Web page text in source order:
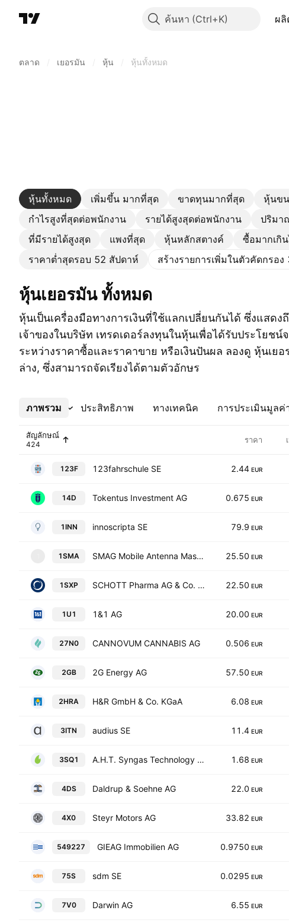
ค้นหา ผ
ตลาด เยอรมัน หุ้น หุ้นทั้งหมด
หุ้นทั้งหมด เพิ่มขึ้น มากที่สุด ขาดทุนมากที่สุด หุ้นข
กำไรสูงที่สุดต่อพนักงาน
รายได้สูงสุดต่อพนักงาน ปริมา
ที่มีรายได้สูงสุด
แพงที่สุด หุ้นหลักสตางค์ ซื้อมากเกิ
ราคาต่ำสุดรอบ 52 สัปดาห์
สร้างรายการเพิ่มในตัวคัดกรอง
หุ้นเยอรมัน ทั้งหมด
หุ้นเป็นเครื่องมือทางการเงินที่ใช้แลกเปลี่ยนกันได้ ซึ่งแสดง
เจ้าของในบริษัท เทรดเดอร์ลงทุนในหุ้นเพื่อได้รับประโยชน์
ระหว่างราคาซื้อและราคาขาย หรือเงินปันผล ลองดู หุ้นเย
ล่าง, ซึ่งสามารถจัดเรียงได้ตามตัวอักษร
ภาพรวม ประสิทธิภาพ ทางเทคนิค การประเมินมูลค่
เพิ่มเติม
สัญลักษณ์ ราคา
123F 123fahrschule SE 2.44 EUR
14D Tokentus Investment AG 0.675 EUR
1INN innoscripta SE 79.9 EUR
1SMA SMAG Mobile Antenna Masts AG 25.50 EUR
1SXP SCHOTT Pharma AG & Co. KGaA 22.50 EUR
1U1 1&1 AG 20.00 EUR
27N0 CANNOVUM CANNABIS AG 0.506 EUR
2GB 2G Energy AG 57.50 EUR
2HRA H&R GmbH & Co. KGaA 6.08 EUR
3ITN audius SE 11.4 EUR
3SQ1 A.H.T. Syngas Technology N.V. 1.68 EUR
4DS Daldrup & Soehne AG 22.0 EUR
4X0 Steyr Motors AG 33.82 EUR
549227 GIEAG Immobilien AG 0.9750 EUR
75S sdm SE 0.0295 EUR
7V0 Darwin AG 6.55 EUR